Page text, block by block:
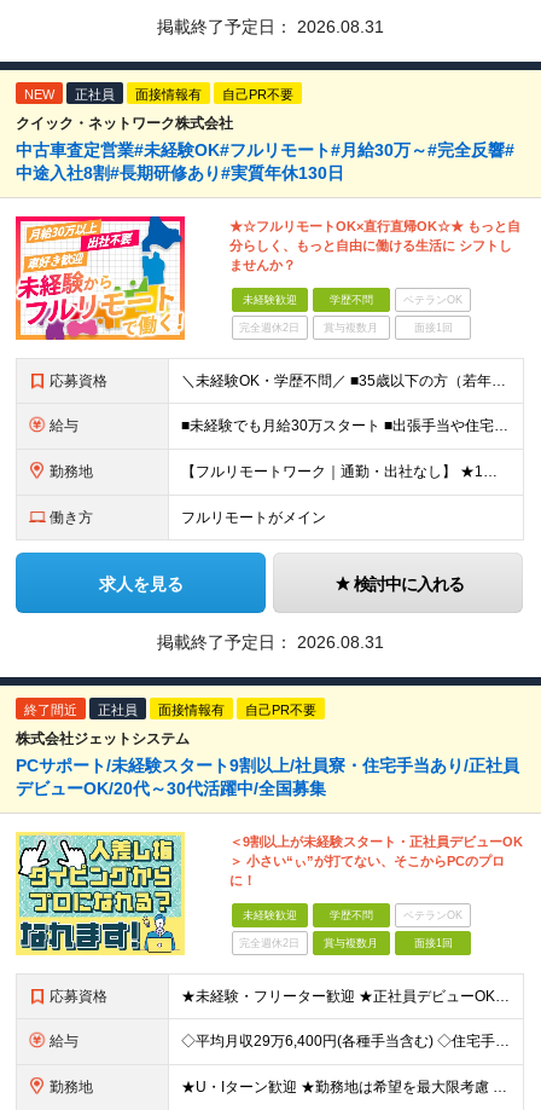
掲載終了予定日： 2026.08.31
NEW 正社員 面接情報有 自己PR不要
クイック・ネットワーク株式会社
中古車査定営業#未経験OK#フルリモート#月給30万～#完全反響#
中途入社8割#長期研修あり#実質年休130日
★☆フルリモートOK×直行直帰OK☆★ もっと自
分らしく、もっと自由に働ける生活に シフトし
ませんか？
未経験歓迎 学歴不問 ベテランOK
完全週休2日 賞与複数月 面接1回
応募資格 ＼未経験OK・学歴不問／ ■35歳以下の方（若年層の長期キャリア形成のため） ■第二新卒OK ■普通自動車免許（AT）をお持ちの方 ▼▽こんな方はぜひご応募ください！▽▼ 「車の運転が好き！」 「地
給与 ■未経験でも月給30万スタート ■出張手当や住宅手当あり 【東京都・神奈川県】 月給35万円～60万円＋インセンティブ＋賞与＋諸手当 上記月給は、月42時間分の固定残業代（月8万3900円以上）を含
勤務地 【フルリモートワーク｜通勤・出社なし】 ★1人1台社用車貸与 ★転勤なし ★直帰直行OK 【本社】 兵庫県神戸市中央区明石町44 神戸御幸ビル4F ★☆積極採用中☆★ ◆北海道・東北：札幌／福島／
働き方 フルリモートがメイン
求人を見る 検討中に入れる
掲載終了予定日： 2026.08.31
終了間近 正社員 面接情報有 自己PR不要
株式会社ジェットシステム
PCサポート/未経験スタート9割以上/社員寮・住宅手当あり/正社員
デビューOK/20代～30代活躍中/全国募集
＜9割以上が未経験スタート・正社員デビューOK
＞ 小さい“ぃ”が打てない、そこからPCのプロ
に！
未経験歓迎 学歴不問 ベテランOK
完全週休2日 賞与複数月 面接1回
応募資格 ★未経験・フリーター歓迎 ★正社員デビューOK ★学歴不問 ＼人柄採用を実施中です！／ しっかりと研修できる体制が整っているので、 スキルや経歴は重視していません。 あなたのお人柄や熱意で、選考を行
給与 ◇平均月収29万6,400円(各種手当含む) ◇住宅手当⇒最大家賃の半額支給 ◇賞与年2回支給 ■月給22万5,000円以上＋地域手当＋時間外手当＋住宅手当＋家族手当 ※経験やスキルに応じて給与を
勤務地 ★U・Iターン歓迎 ★勤務地は希望を最大限考慮 ★自宅の近くで働きたい方にもピッタリ！ 全国44都道府県（栃木県・福井県・鹿児島県を除く）の家電量販店内の「PCコーナー」にて勤務いただきます。 ※